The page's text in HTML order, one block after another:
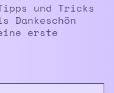
und Tricks
Dankeschön
erste